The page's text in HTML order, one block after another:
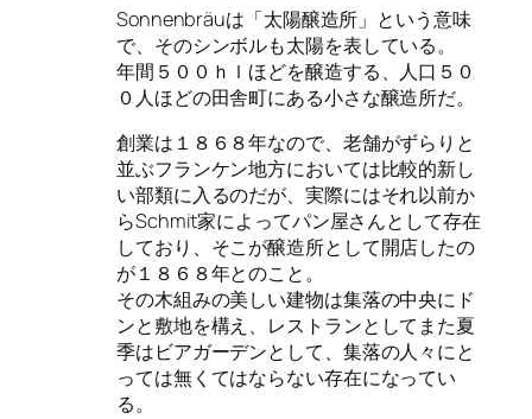
Sonnenbräuは「太陽醸造所」という意味
で、そのシンボルも太陽を表している。
年間５００ｈｌほどを醸造する、人口５０
０人ほどの田舎町にある小さな醸造所だ。
創業は１８６８年なので、老舗がずらりと
並ぶフランケン地方においては比較的新し
い部類に入るのだが、実際にはそれ以前か
らSchmit家によってパン屋さんとして存在
しており、そこが醸造所として開店したの
が１８６８年とのこと。
その木組みの美しい建物は集落の中央にド
ンと敷地を構え、レストランとしてまた夏
季はビアガーデンとして、集落の人々にと
っては無くてはならない存在になってい
る。